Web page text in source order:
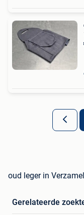
oud leger in
Gerelateerde